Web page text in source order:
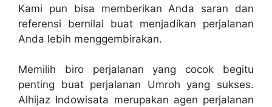
Kami pun bisa memberikan Anda saran dan
referensi bernilai buat menjadikan perjalanan
Anda lebih menggembirakan.
Memilih biro perjalanan yang cocok begitu
penting buat perjalanan Umroh yang sukses.
Alhijaz Indowisata merupakan agen perjalanan